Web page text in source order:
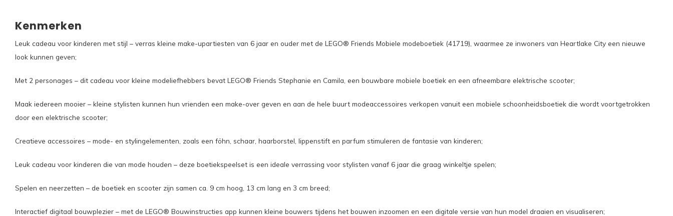
Kenmerken
Leuk cadeau voor kinderen met stijl – verras kleine make-upartiesten van 6 jaar en ouder met de LEGO® Friends Mobiele modeboetiek (41719), waarmee ze inwoners van Heartlake City een nieuwe
look kunnen geven;
Met 2 personages – dit cadeau voor kleine modeliefhebbers bevat LEGO® Friends Stephanie en Camila, een bouwbare mobiele boetiek en een afneembare elektrische scooter;
Maak iedereen mooier – kleine stylisten kunnen hun vrienden een make-over geven en aan de hele buurt modeaccessoires verkopen vanuit een mobiele schoonheidsboetiek die wordt voortgetrokken
door een elektrische scooter;
Creatieve accessoires – mode- en stylingelementen, zoals een föhn, schaar, haarborstel, lippenstift en parfum stimuleren de fantasie van kinderen;
Leuk cadeau voor kinderen die van mode houden – deze boetiekspeelset is een ideale verrassing voor stylisten vanaf 6 jaar die graag winkeltje spelen;
Spelen en neerzetten – de boetiek en scooter zijn samen ca. 9 cm hoog, 13 cm lang en 3 cm breed;
Interactief digitaal bouwplezier – met de LEGO® Bouwinstructies app kunnen kleine bouwers tijdens het bouwen inzoomen en een digitale versie van hun model draaien en visualiseren;